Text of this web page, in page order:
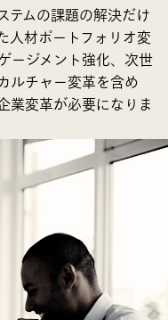
テムの課題の解決だけ
人材ポートフォリオ変
ージメント強化、次世
ルチャー変革を含め
業変革が必要になりま